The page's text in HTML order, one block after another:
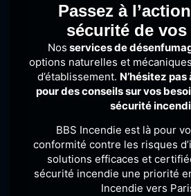
Passez à
sécurité de
Nos services de
options naturelles et
d’établissement. N’hésitez
pour des conseilssur vos
sécurité
BBS Incendie est là pour
conformité contre les risques
solutions efficaces et
sécurité incendie une priorité
Incendie vers